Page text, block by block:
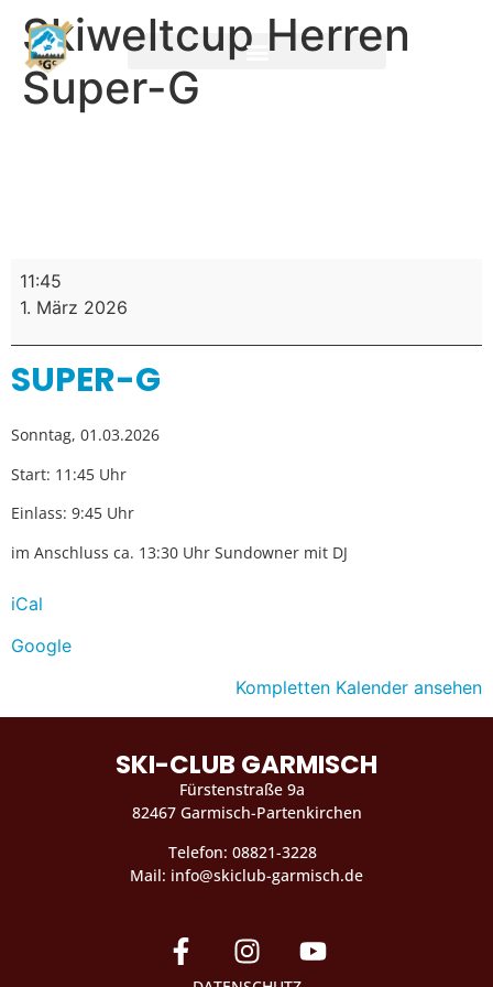
Skiweltcup Herren
Super-G
11:45
1. März 2026
SUPER-G
Sonntag, 01.03.2026
Start: 11:45 Uhr
Einlass: 9:45 Uhr
im Anschluss ca. 13:30 Uhr Sundowner mit DJ
iCal
Google
Kompletten Kalender ansehen
SKI-CLUB GARMISCH
Fürstenstraße 9a
82467 Garmisch-Partenkirchen
Telefon: 08821-3228
Mail: info@skiclub-garmisch.de